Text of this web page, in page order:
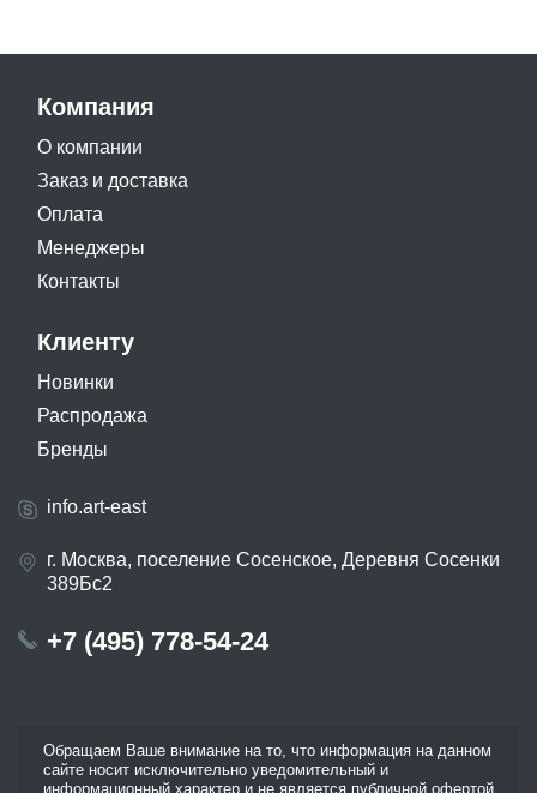
Компания
О компании
Заказ и доставка
Оплата
Менеджеры
Контакты
Клиенту
Новинки
Распродажа
Бренды
info.art-east
г. Москва, поселение Сосенское, Деревня Сосенки
389Бс2
+7 (495) 778-54-24
Обращаем Ваше внимание на то, что информация на данном
сайте носит исключительно уведомительный и
информационный характер и не является публичной офертой